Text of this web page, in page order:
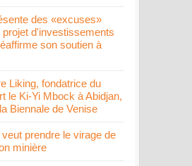
des «excuses»
d'investissements
son soutien à
Liking, fondatrice du
le Ki-Yi Mbock à Abidjan,
Biennale de Venise
prendre le virage de
minière